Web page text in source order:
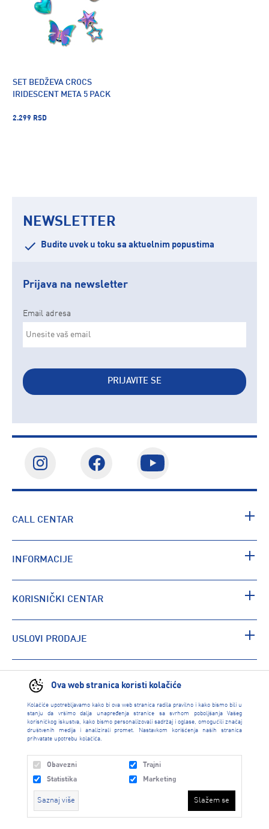
Ova web stranica koristi kolačiće
Kolačiće upotrebljavamo kako bi ova web stranica radila pravilno i kako bismo bili u
stanju da vršimo dalja unapređenja stranice sa svrhom poboljšanja Vašeg
korisničkog iskustva, kako bismo personalizovali sadržaj i oglase, omogućili značaj
društvenih medija i analizirali promet. Nastavkom korišćenja naših stranica
prihvatate upotrebu kolačića.
Obavezni
Trajni
Statistika
Marketing
Saznaj više Slažem se
SET BEDŽEVA CROCS
IRIDESCENT META 5 PACK
2.299 RSD
NEWSLETTER
Budite uvek u toku sa aktuelnim popustima
Prijava na newsletter
Email adresa
PRIJAVITE SE
CALL CENTAR
INFORMACIJE
KORISNIČKI CENTAR
USLOVI PRODAJE
PRONAĐI RADNJU
INTERSPORT 2026 created by Enetel Solutions